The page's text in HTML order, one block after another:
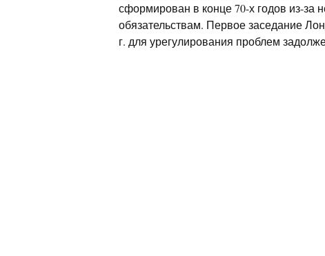
сформирован в конце 70-х годов из-за
обязательствам. Первое заседание
г. для урегулирования проблем